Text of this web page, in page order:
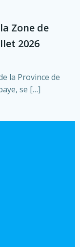
Zone de
2026
la Province de
se […]